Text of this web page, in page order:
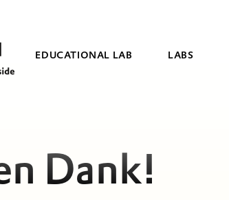
EDUCATIONAL LAB LABS
Dank!